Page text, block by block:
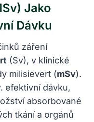
Jako
Dávku
záření
(Sv), v klinické
milisievert (mSv).
efektivní dávku,
absorbované
tkání a orgánů